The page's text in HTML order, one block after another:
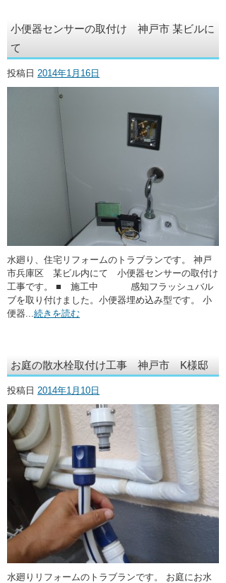
小便器センサーの取付け 神戸市 某ビルに
て
投稿日 2014年1月16日
水廻り、住宅リフォームのトラブランです。 神戸
市兵庫区 某ビル内にて 小便器センサーの取付け
工事です。 ■ 施工中 感知フラッシュバル
ブを取り付けました。小便器埋め込み型です。 小
便器... 続きを読む
お庭の散水栓取付け工事 神戸市 K様邸
投稿日 2014年1月10日
水廻りリフォームのトラブランです。 お庭にお水